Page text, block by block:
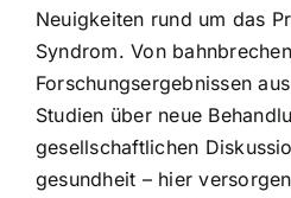
Neuigkeiten rund um das
Syndrom. Von
Forschungsergebnissen
Studien über neue
gesellschaftlichen
gesundheit – hier